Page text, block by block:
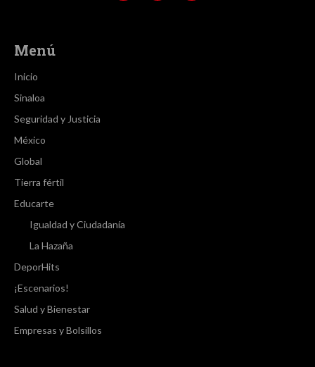
Menú
Inicio
Sinaloa
Seguridad y Justicia
México
Global
Tierra fértil
Educarte
Igualdad y Ciudadanía
La Hazaña
DeporHits
¡Escenarios!
Salud y Bienestar
Empresas y Bolsillos